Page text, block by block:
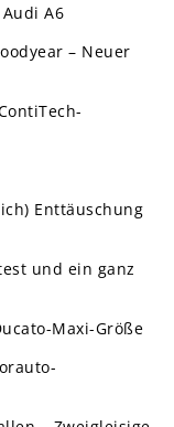
A6
– Neuer
Enttäuschung
und ein ganz
Maxi-Größe